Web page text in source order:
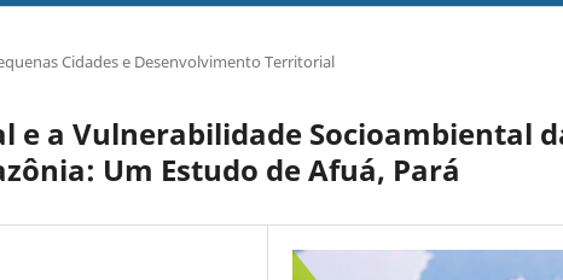
Cidades e Desenvolvimento Territorial
e a Vulnerabilidade Socioambiental
Um Estudo de Afuá, Pará